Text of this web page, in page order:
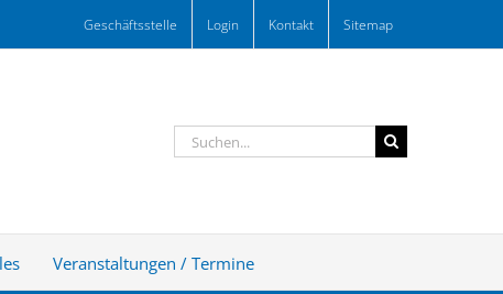
Geschäftsstelle Login Kontakt Sitemap
Suche
nach:
Veranstaltungen / Termine